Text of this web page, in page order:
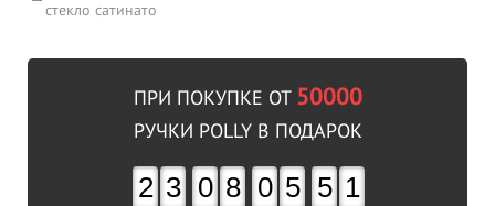
стекло сатинато
ПРИ ПОКУПКЕ ОТ 50000
РУЧКИ POLLY В ПОДАРОК
2 3 0 8 0 5 5 0